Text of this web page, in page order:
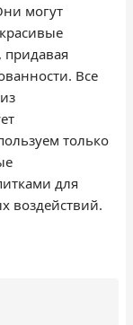
могут
Все
только
для
воздействий.